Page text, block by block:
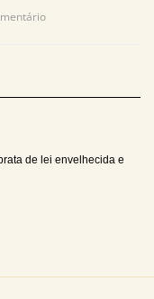
de lei envelhecida e